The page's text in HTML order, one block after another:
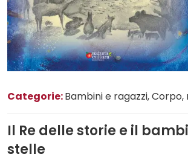
Categorie:Bambini e ragazzi,
Il Re delle storie e il
stelle